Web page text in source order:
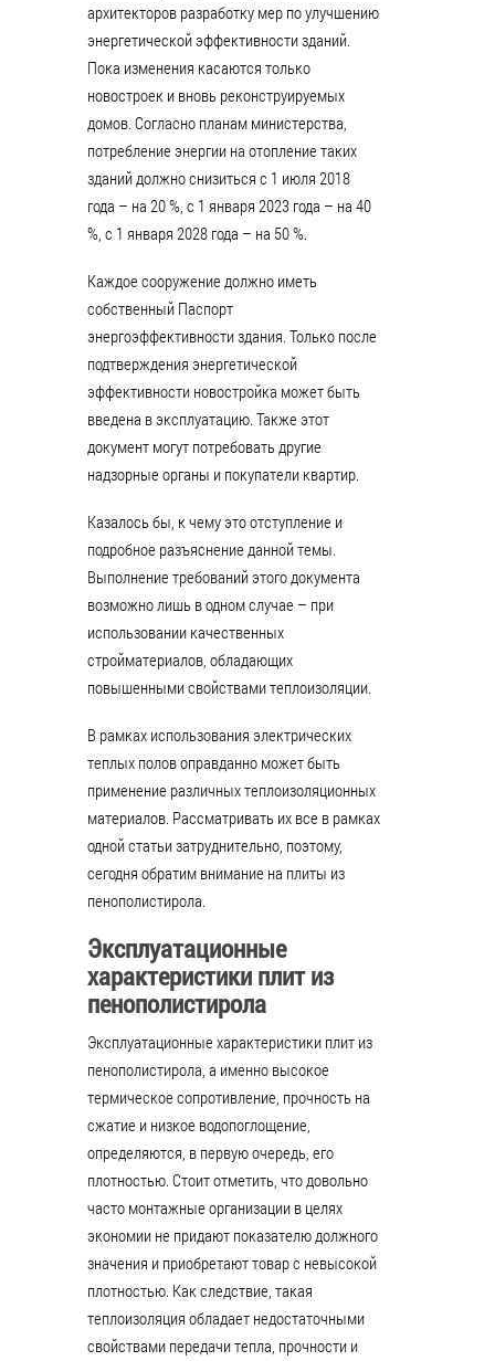
архитекторов разработку мер по улучшению
энергетической эффективности зданий.
Пока изменения касаются только
новостроек и вновь реконструируемых
домов. Согласно планам министерства,
потребление энергии на отопление таких
зданий должно снизиться с 1 июля 2018
года – на 20 %, с 1 января 2023 года – на 40
%, с 1 января 2028 года – на 50 %.
Каждое сооружение должно иметь
собственный Паспорт
энергоэффективности здания. Только после
подтверждения энергетической
эффективности новостройка может быть
введена в эксплуатацию. Также этот
документ могут потребовать другие
надзорные органы и покупатели квартир.
Казалось бы, к чему это отступление и
подробное разъяснение данной темы.
Выполнение требований этого документа
возможно лишь в одном случае – при
использовании качественных
стройматериалов, обладающих
повышенными свойствами теплоизоляции.
В рамках использования электрических
теплых полов оправданно может быть
применение различных теплоизоляционных
материалов. Рассматривать их все в рамках
одной статьи затруднительно, поэтому,
сегодня обратим внимание на плиты из
пенополистирола.
Эксплуатационные
характеристики плит из
пенополистирола
Эксплуатационные характеристики плит из
пенополистирола, а именно высокое
термическое сопротивление, прочность на
сжатие и низкое водопоглощение,
определяются, в первую очередь, его
плотностью. Стоит отметить, что довольно
часто монтажные организации в целях
экономии не придают показателю должного
значения и приобретают товар с невысокой
плотностью. Как следствие, такая
теплоизоляция обладает недостаточными
свойствами передачи тепла, прочности и